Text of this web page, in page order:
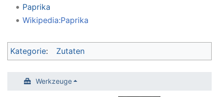
Paprika
Wikipedia:Paprika
Kategorie: Zutaten
Werkzeuge